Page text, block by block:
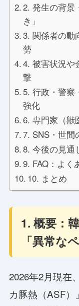
2. 発生の背景
き」
3. 関係者の動
勢
4. 被害状況や
撃
5. 行政・警察
強化
6. 専門家（獣
7. SNS・世間
8. 今後の見通
9. FAQ：よく
10. まとめ
1. 概要：
「異常な
2026年2月現在
カ豚熱（ASF）